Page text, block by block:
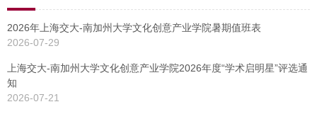
2026年上海交大-南加州大学文化创意产业学院暑期值班表
2026-07-29
上海交大-南加州大学文化创意产业学院2026年度“学术启明星”评选通
知
2026-07-21